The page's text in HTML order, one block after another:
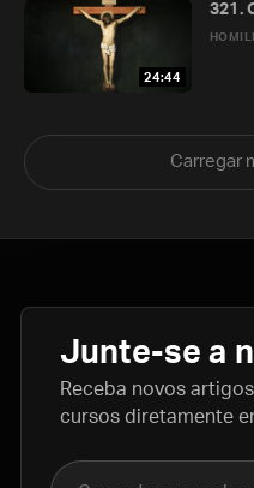
24:44
321.
Carregar
Junte-se a
Receba novos
cursos diretamente
Nome completo